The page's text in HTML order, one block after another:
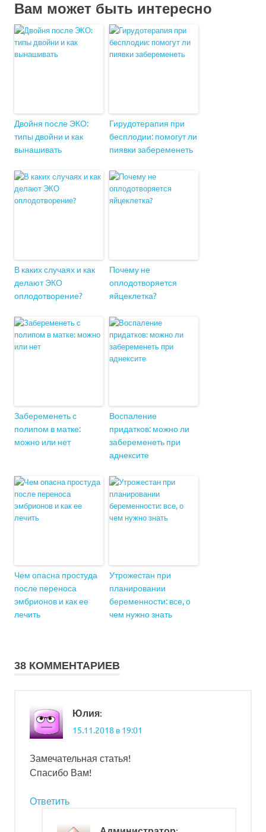
Вам может быть интересно
Двойня после ЭКО:
типы двойни и как
вынашивать
Гирудотерапия при
бесплодии: помогут ли
пиявки забеременеть
В каких случаях и как
делают ЭКО
оплодотворение?
Почему не
оплодотворяется
яйцеклетка?
Забеременеть с
полипом в матке:
можно или нет
Воспаление
придатков: можно ли
забеременеть при
аднексите
Чем опасна простуда
после переноса
эмбрионов и как ее
лечить
Утрожестан при
планировании
беременности: все, о
чем нужно знать
38 КОММЕНТАРИЕВ
Юлия:
15.11.2018 в 19:01
Замечательная статья!
Спасибо Вам!
Ответить